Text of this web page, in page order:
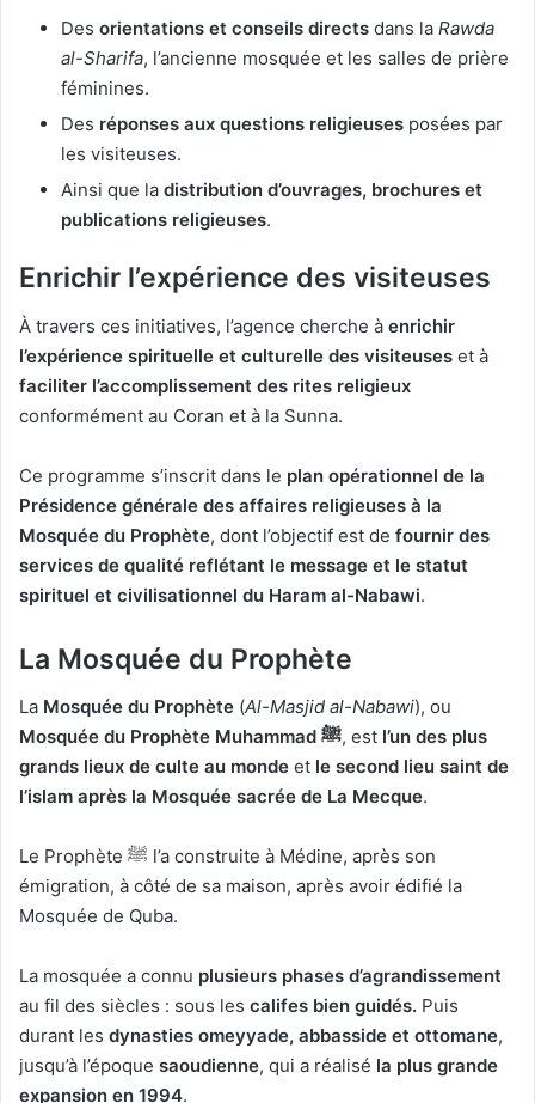
Des orientations et conseils directs dans la Rawda
al-Sharifa, l’ancienne mosquée et les salles de prière
féminines.
Des réponses aux questions religieuses posées par
les visiteuses.
Ainsi que la distribution d’ouvrages, brochures et
publications religieuses.
Enrichir l’expérience des visiteuses
À travers ces initiatives, l’agence cherche à enrichir
l’expérience spirituelle et culturelle des visiteuses et à
faciliter l’accomplissement des rites religieux
conformément au Coran et à la Sunna.
Ce programme s’inscrit dans le plan opérationnel de la
Présidence générale des affaires religieuses à la
Mosquée du Prophète, dont l’objectif est de fournir des
services de qualité reflétant le message et le statut
spirituel et civilisationnel du Haram al-Nabawi.
La Mosquée du Prophète
La Mosquée du Prophète (Al-Masjid al-Nabawi), ou
Mosquée du Prophète Muhammad ﷺ, est l’un des plus
grands lieux de culte au monde et le second lieu saint de
l’islam après la Mosquée sacrée de La Mecque.
Le Prophète ﷺ l’a construite à Médine, après son
émigration, à côté de sa maison, après avoir édifié la
Mosquée de Quba.
La mosquée a connu plusieurs phases d’agrandissement
au fil des siècles : sous les califes bien guidés. Puis
durant les dynasties omeyyade, abbasside et ottomane,
jusqu’à l’époque saoudienne, qui a réalisé la plus grande
expansion en 1994.